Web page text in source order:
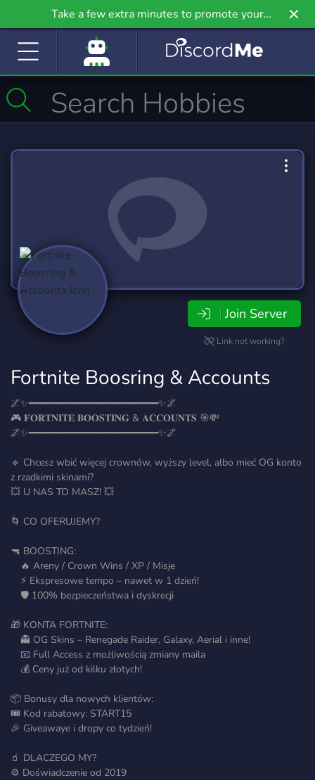
Take a few extra minutes to promote your
community even further on Griv.io, our newest
Join Server
Link not working?
Fortnite Boosring & Accounts
🌌✨━━━━━━━━━━━━━━━━━━━━━━━✨🌌
🎮 𝐅𝐎𝐑𝐓𝐍𝐈𝐓𝐄 𝐁𝐎𝐎𝐒𝐓𝐈𝐍𝐆 & 𝐀𝐂𝐂𝐎𝐔𝐍𝐓𝐒 🎯💸
🌌✨━━━━━━━━━━━━━━━━━━━━━━━✨🌌
🔹 Chcesz wbić więcej crownów, wyższy level, albo mieć OG konto
z rzadkimi skinami?
💥 U NAS TO MASZ! 💥
🌀 CO OFERUJEMY?
🔫 BOOSTING:
🔥 Areny / Crown Wins / XP / Misje
⚡ Ekspresowe tempo – nawet w 1 dzień!
🛡️ 100% bezpieczeństwa i dyskrecji
🎁 KONTA FORTNITE:
👻 OG Skins – Renegade Raider, Galaxy, Aerial i inne!
📧 Full Access z możliwością zmiany maila
💰 Ceny już od kilku złotych!
📦 Bonusy dla nowych klientów:
🎟️ Kod rabatowy: START15
🎉 Giveawaye i dropy co tydzień!
🧃 DLACZEGO MY?
⚙️ Doświadczenie od 2019